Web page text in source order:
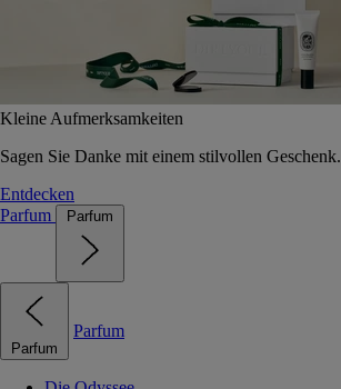
Kleine Aufmerksamkeiten
Sagen Sie Danke mit einem stilvollen Geschenk.
Entdecken
Parfum
Parfum
Parfum
Parfum